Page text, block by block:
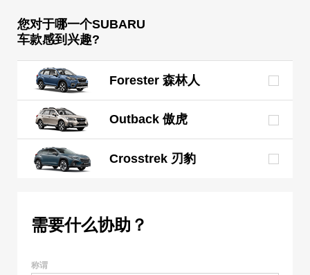
您对于哪一个SUBARU
车款感到兴趣?
Forester 森林人
Outback 傲虎
Crosstrek 刃豹
需要什么协助？
称谓